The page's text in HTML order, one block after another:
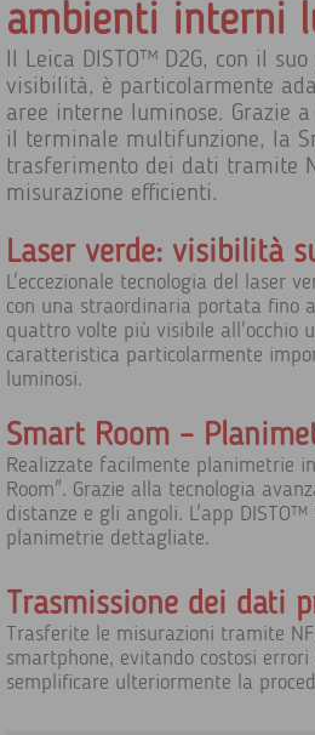
ambienti interni
Il Leica DISTO™ D2G, con il
visibilità, è particolarmente
aree interne luminose. Grazie
il terminale multifunzione, la
trasferimento dei dati tramite
misurazione efficienti.
Laser verde: visibilità
L'eccezionale tecnologia del laser
con una straordinaria portata fino
quattro volte più visibile all'occhio
caratteristica particolarmente
luminosi.
Smart Room –
Realizzate facilmente planimetrie
Room". Grazie alla tecnologia
distanze e gli angoli. L'app
planimetrie dettagliate.
Trasmissione dei dati
Trasferite le misurazioni tramite
smartphone, evitando costosi
semplificare ulteriormente la